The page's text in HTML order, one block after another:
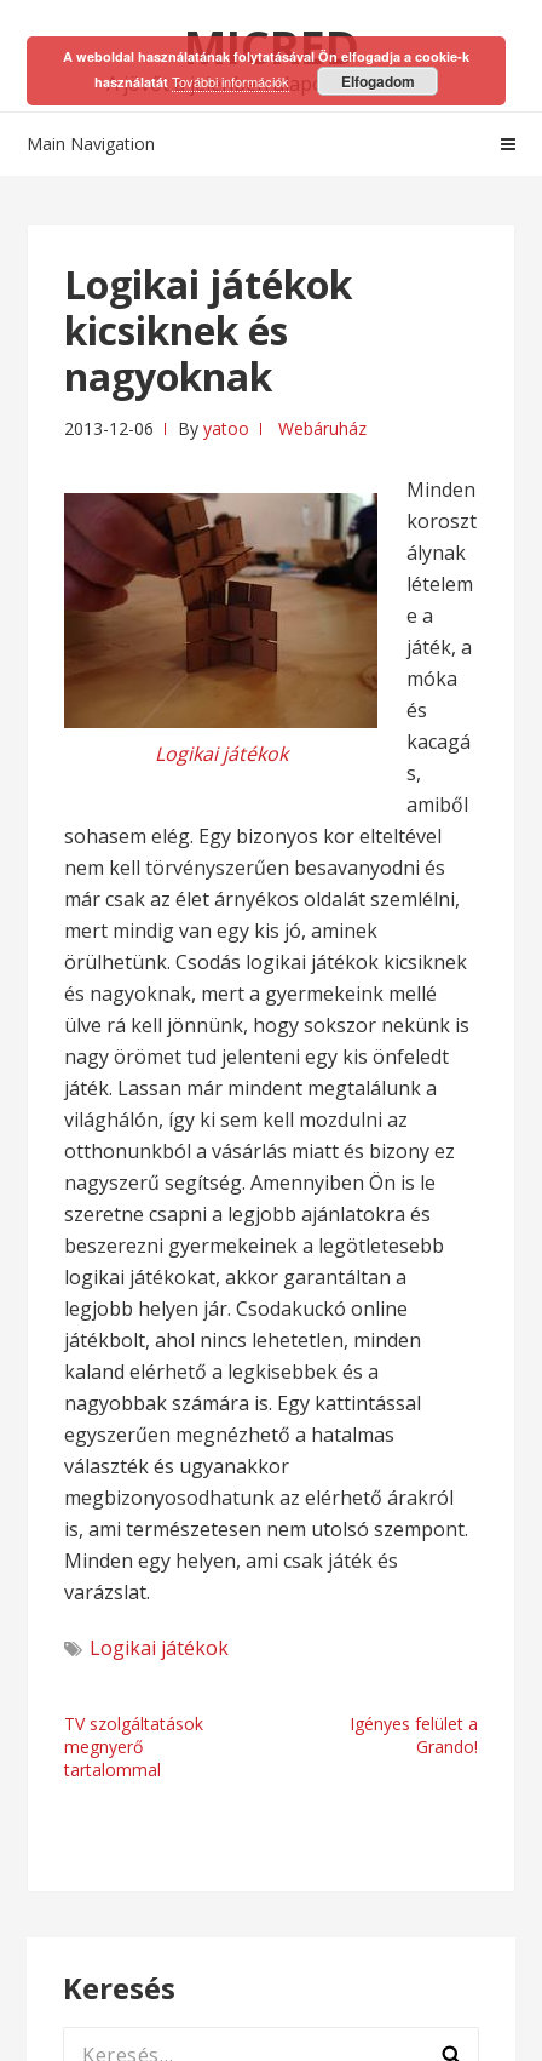
to
navigation
to
content
MICRED
A jövőt a jelenben alapozhatod meg!
Main Navigation
Logikai játékok
kicsiknek és
nagyoknak
2013-12-06 Byyatoo Webáruház
Logikai játékok
Minden
koroszt
álynak
lételem
e a
játék, a
móka
és
kacagá
s,
amiből
sohasem elég. Egy bizonyos kor elteltével
nem kell törvényszerűen besavanyodni és
már csak az élet árnyékos oldalát szemlélni,
mert mindig van egy kis jó, aminek
örülhetünk. Csodás logikai játékok kicsiknek
és nagyoknak, mert a gyermekeink mellé
ülve rá kell jönnünk, hogy sokszor nekünk is
nagy örömet tud jelenteni egy kis önfeledt
játék. Lassan már mindent megtalálunk a
világhálón, így ki sem kell mozdulni az
otthonunkból a vásárlás miatt és bizony ez
nagyszerű segítség.Amennyiben Ön is le
szeretne csapni a legjobb ajánlatokra és
beszerezni gyermekeinek a legötletesebb
logikai játékokat, akkor garantáltan a
legjobb helyen jár. Csodakuckó online
játékbolt, ahol nincs lehetetlen, minden
kaland elérhető a legkisebbek és a
nagyobbak számára is. Egy kattintással
egyszerűen megnézhető a hatalmas
választék és ugyanakkor
megbizonyosodhatunk az elérhető árakról
is, ami természetesen nem utolsó szempont.
Minden egy helyen, ami csak játék és
varázslat.
Logikai játékok
Bejegyzés
navigáció
TV szolgáltatások
megnyerő
tartalommal
Igényes felület a
Grando!
Keresés
Keresés:
A weboldal használatának folytatásával Ön elfogadja a cookie-k
használatátTovábbi információk Elfogadom